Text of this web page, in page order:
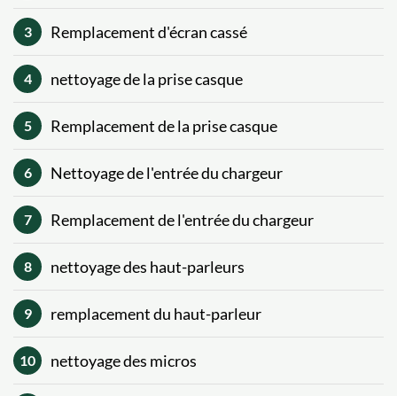
3 Remplacement d'écran cassé
4 nettoyage de la prise casque
5 Remplacement de la prise casque
6 Nettoyage de l'entrée du chargeur
7 Remplacement de l'entrée du chargeur
8 nettoyage des haut-parleurs
9 remplacement du haut-parleur
10 nettoyage des micros